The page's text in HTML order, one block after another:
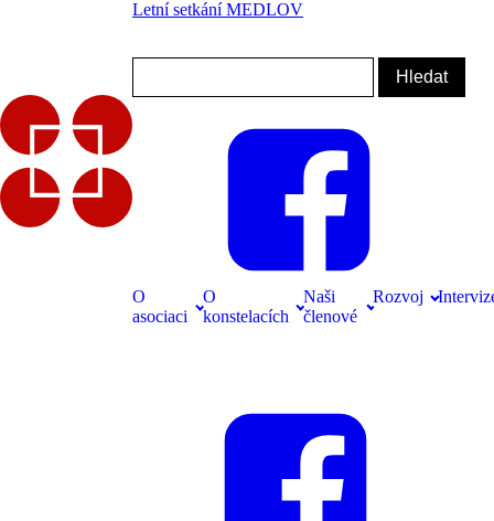
Letní setkání MEDLOV
O
asociaci
O
konstelacích
Naši
členové
Rozvoj